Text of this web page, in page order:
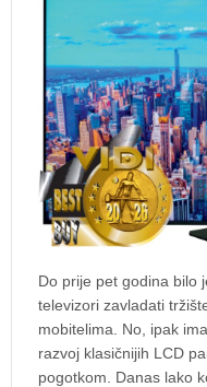
Do prije pet godina bilo
televizori zavladati
mobitelima. No, ipak
razvoj klasičnijih LCD
pogotkom. Danas lako